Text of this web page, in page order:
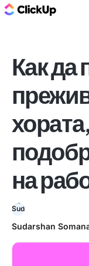
Как да
на
Sudarshan